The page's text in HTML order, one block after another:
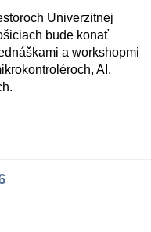
Univerzitnej
bude konať
a workshopmi
AI,